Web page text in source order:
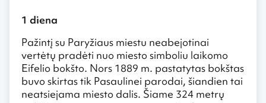
1 diena
Pažintį su Paryžiaus miestu neabejotinai
vertėtų pradėti nuo miesto simboliu laikomo
Eifelio bokšto. Nors 1889 m. pastatytas bokštas
buvo skirtas tik Pasaulinei parodai, šiandien tai
neatsiejama miesto dalis. Šiame 324 metrų